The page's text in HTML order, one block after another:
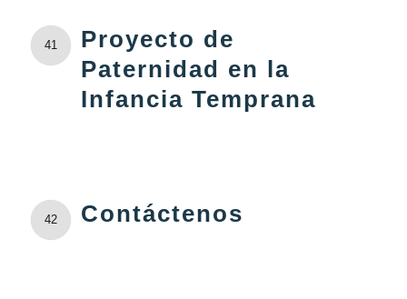
41
Proyecto de
Paternidad en la
Infancia Temprana
42 Contáctenos